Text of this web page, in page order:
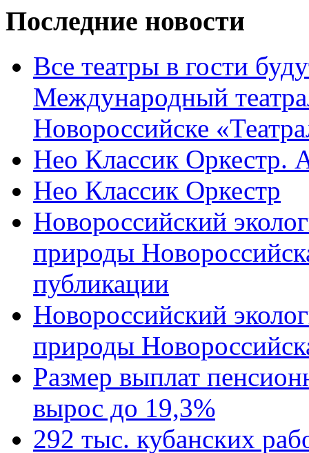
Последние новости
Все театры в гости
Международный
Новороссийске
Нео Классик Оркестр.
Нео Классик Оркестр
Новороссийский
природы
публикации
Новороссийский
природы
Размер выплат
вырос до 19,3%
292 тыс. кубанских